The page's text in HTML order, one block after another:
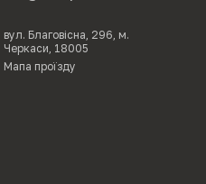
вул. Благовісна, 296, м.
Черкаси, 18005
Мапа проїзду